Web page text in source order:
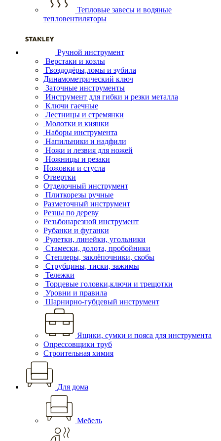
Тепловые завесы и водяные
тепловентиляторы
Ручной инструмент
Верстаки и козлы
Гвоздодёры,ломы и зубила
Динамометрический ключ
Заточные инструменты
Инструмент для гибки и резки металла
Ключи гаечные
Лестницы и стремянки
Молотки и киянки
Наборы инструмента
Напильники и надфили
Ножи и лезвия для ножей
Ножницы и резаки
Ножовки и стусла
Отвертки
Отделочный инструмент
Плиткорезы ручные
Разметочный инструмент
Резцы по дереву
Резьбонарезной инструмент
Рубанки и фуганки
Рулетки, линейки, угольники
Стамески, долота, пробойники
Степлеры, заклёпочники, скобы
Струбцины, тиски, зажимы
Тележки
Торцевые головки,ключи и трещотки
Уровни и правила
Шарнирно-губцевый инструмент
Ящики, сумки и пояса для инструмента
Опрессовщики труб
Строительная химия
Для дома
Мебель